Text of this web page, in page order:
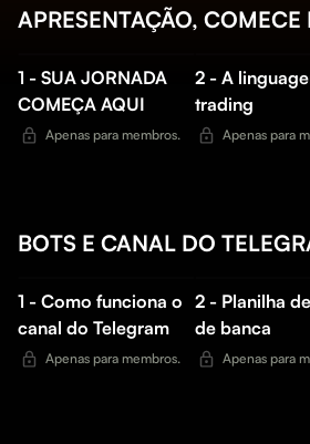
APRESENTAÇÃO, COMECE
1 - SUA JORNADA
COMEÇA AQUI
Apenas para membros.
2 - A
trading
Apenas para
BOTS E CANAL DO
1 - Como funciona o
canal do Telegram
Apenas para membros.
2 - Planilha
de banca
Apenas para